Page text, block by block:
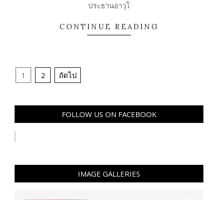
ประธานอาวุโ
CONTINUE READING
Posts
1 2 ถัดไป
FOLLOW US ON FACEBOOK
IMAGE GALLERIES